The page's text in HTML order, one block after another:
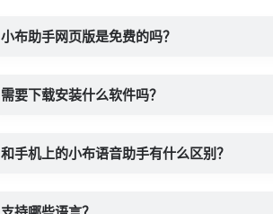
小布助手网页版是免费的吗？
需要下载安装什么软件吗？
和手机上的小布语音助手有什么区别？